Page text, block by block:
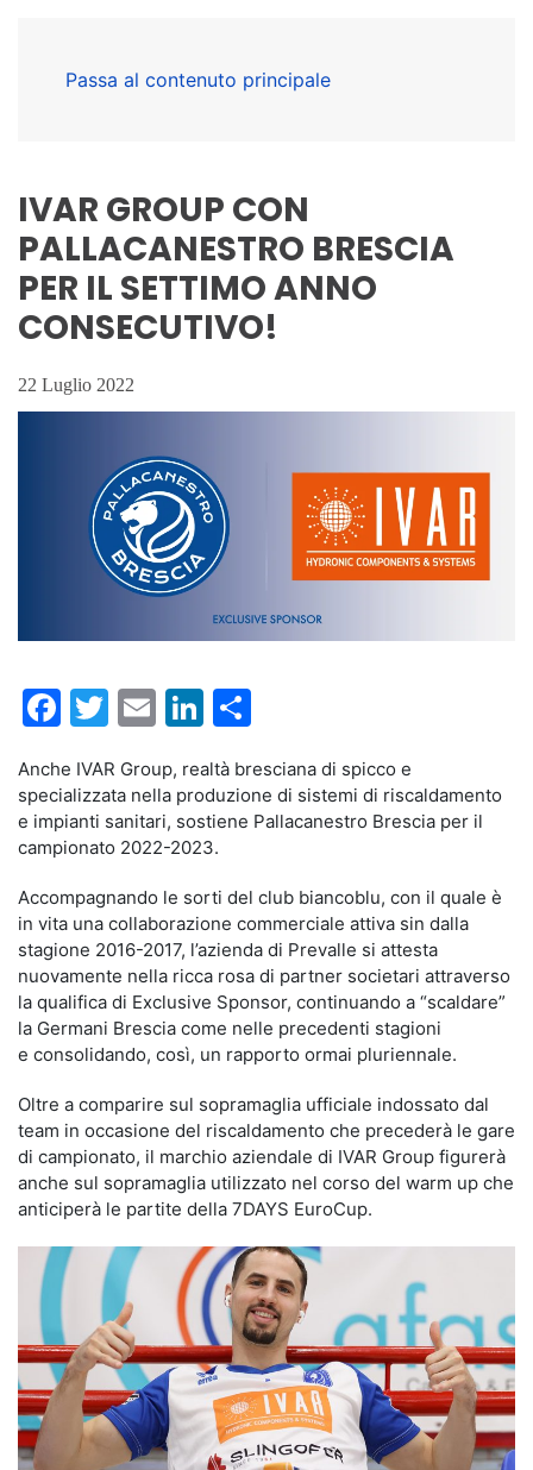
Passa al contenuto principale
IVAR GROUP CON
PALLACANESTRO BRESCIA
PER IL SETTIMO ANNO
CONSECUTIVO!
22 Luglio 2022
Facebook
Twitter
EmailLinkedIn
Anche IVAR Group, realtà bresciana di spicco e
specializzata nella produzione di sistemi di riscaldamento
e impianti sanitari, sostiene Pallacanestro Brescia per il
campionato 2022-2023.
Accompagnando le sorti del club biancoblu, con il quale è
in vita una collaborazione commerciale attiva sin dalla
stagione 2016-2017, l’azienda di Prevalle si attesta
nuovamente nella ricca rosa di partner societari attraverso
la qualifica di Exclusive Sponsor, continuando a “scaldare”
la Germani Brescia come nelle precedenti stagioni
e consolidando, così, un rapporto ormai pluriennale.
Oltre a comparire sul sopramaglia ufficiale indossato dal
team in occasione del riscaldamento che precederà le gare
di campionato, il marchio aziendale di IVAR Group figurerà
anche sul sopramaglia utilizzato nel corso del warm up che
anticiperà le partite della 7DAYS EuroCup.